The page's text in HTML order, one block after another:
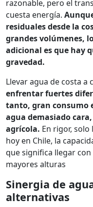
razonable, pero el
cuesta energía.
residuales desde la
grandes volúmenes,
adicional es que hay
gravedad.
Llevar agua de costa a
enfrentar fuertes
tanto, gran consumo
agua demasiado
agrícola. En rigor,
hoy en Chile, la
que significa llegar con
mayores alturas
Sinergia de
alternativas